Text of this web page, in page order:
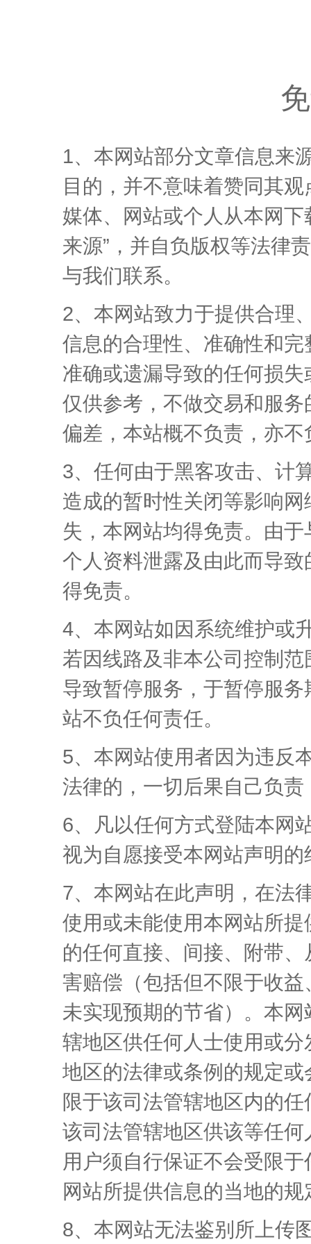
1、本网站部分文章信息来
目的，并不意味着赞同其
媒体、网站或个人从本网
来源”，并自负版权等法律
与我们联系。
2、本网站致力于提供合理
信息的合理性、准确性和
准确或遗漏导致的任何损
仅供参考，不做交易和服
偏差，本站概不负责，亦
3、任何由于黑客攻击、计
造成的暂时性关闭等影响
失，本网站均得免责。由
个人资料泄露及由此而导
得免责。
4、本网站如因系统维护或
若因线路及非本公司控制
导致暂停服务，于暂停服
站不负任何责任。
5、本网站使用者因为违反
法律的，一切后果自己负
6、凡以任何方式登陆本网
视为自愿接受本网站声明的
7、本网站在此声明，在法
使用或未能使用本网站所
的任何直接、间接、附带
害赔偿（包括但不限于收
未实现预期的节省）。本
辖地区供任何人士使用或
地区的法律或条例的规定
限于该司法管辖地区内的
该司法管辖地区供该等任
用户须自行保证不会受限
网站所提供信息的当地的规
8、本网站无法鉴别所上传